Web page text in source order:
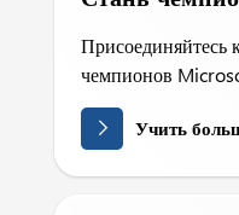
Присоединяйтесь
чемпионов
Учить